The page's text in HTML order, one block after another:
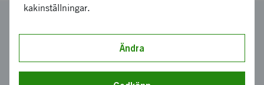
2025-01655
RISE Research Institutes of Sweden AB
kakinställningar.
Ändra